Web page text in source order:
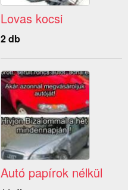
Lovas kocsi
2 db
Autó papírok nélkül